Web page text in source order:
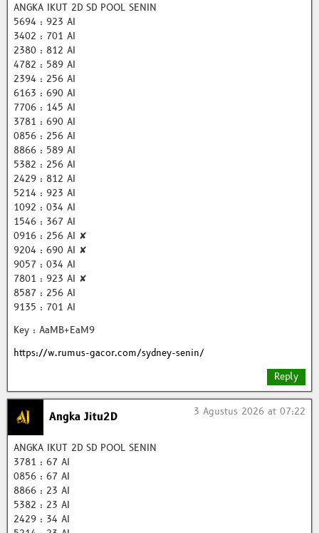
ANGKA IKUT 2D SD POOL SENIN
5694 : 923 AI
3402 : 701 AI
2380 : 812 AI
4782 : 589 AI
2394 : 256 AI
6163 : 690 AI
7706 : 145 AI
3781 : 690 AI
0856 : 256 AI
8866 : 589 AI
5382 : 256 AI
2429 : 812 AI
5214 : 923 AI
1092 : 034 AI
1546 : 367 AI
0916 : 256 AI ✘
9204 : 690 AI ✘
9057 : 034 AI
7801 : 923 AI ✘
8587 : 256 AI
9135 : 701 AI
Key : AaMB+EaM9
https://w.rumus-gacor.com/sydney-senin/
Reply
Angka Jitu2D 3 Agustus 2026 at 07:22
ANGKA IKUT 2D SD POOL SENIN
3781 : 67 AI
0856 : 67 AI
8866 : 23 AI
5382 : 23 AI
2429 : 34 AI